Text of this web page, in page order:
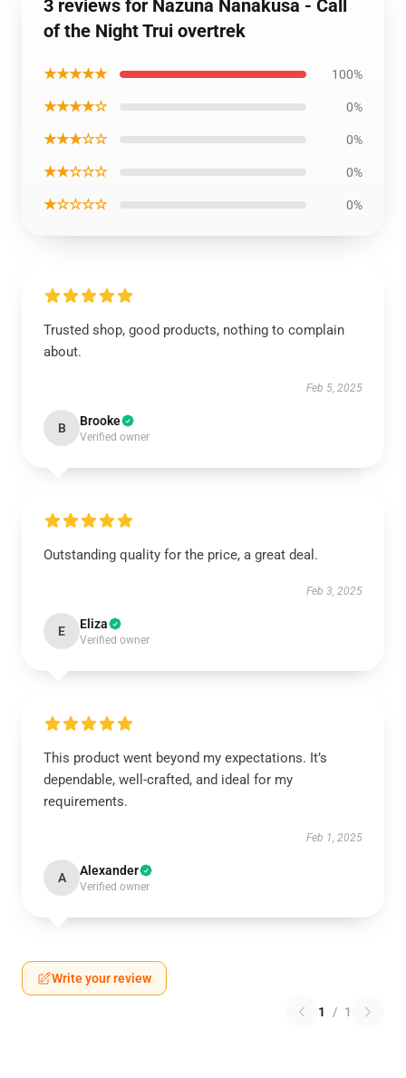
3 reviews for Nazuna Nanakusa - Call
of the Night Trui overtrek
★★★★★ 100%
★★★★☆ 0%
★★★☆☆ 0%
★★☆☆☆ 0%
★☆☆☆☆ 0%
Trusted shop, good products, nothing to complain
about.
Feb 5, 2025
B Brooke
Verified owner
Outstanding quality for the price, a great deal.
Feb 3, 2025
E Eliza
Verified owner
This product went beyond my expectations. It’s
dependable, well-crafted, and ideal for my
requirements.
Feb 1, 2025
A Alexander
Verified owner
Write your review
1 / 1